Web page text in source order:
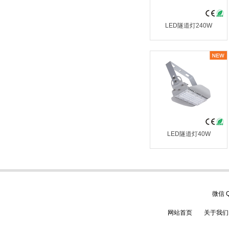
LED隧道灯240W
LED隧道灯40W
微信
网站首页 关于我们